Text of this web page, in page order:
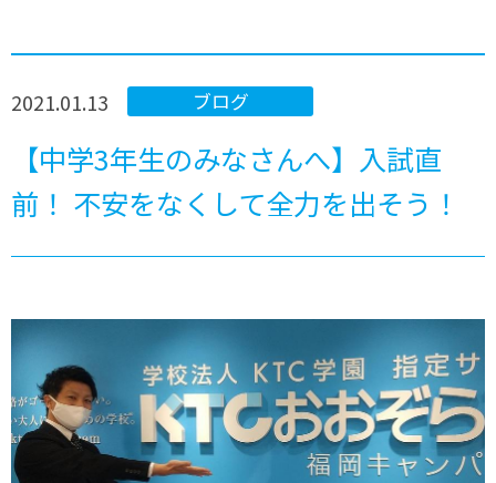
ブログ
2021.01.13
【中学3年生のみなさんへ】入試直
前！ 不安をなくして全力を出そう！